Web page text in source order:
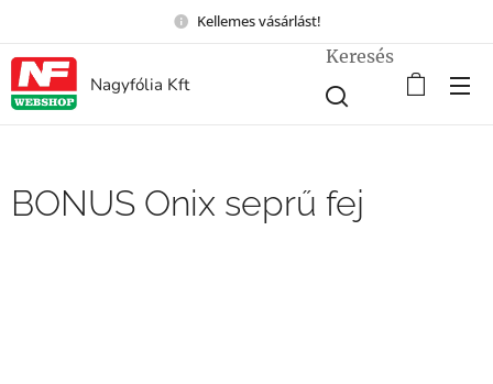
Kellemes vásárlást!
Nagyfólia Kft
Keresés
BONUS Onix seprű fej